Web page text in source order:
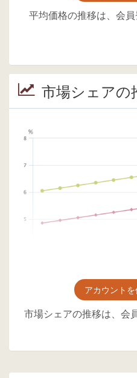
平均価格の推移は、会
市場シェアの
アカウントを
市場シェアの推移は、会